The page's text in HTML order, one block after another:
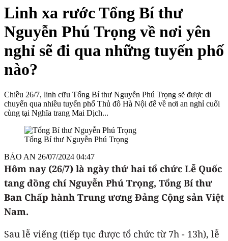
Linh xa rước Tổng Bí thư
Nguyễn Phú Trọng về nơi yên
nghỉ sẽ đi qua những tuyến phố
nào?
Chiều 26/7, linh cữu Tổng Bí thư Nguyễn Phú Trọng sẽ được di
chuyển qua nhiều tuyến phố Thủ đô Hà Nội để về nơi an nghỉ cuối
cùng tại Nghĩa trang Mai Dịch...
Tổng Bí thư Nguyễn Phú Trọng
BẢO AN 26/07/2024 04:47
Hôm nay (26/7) là ngày thứ hai tổ chức Lễ Quốc
tang đồng chí Nguyễn Phú Trọng, Tổng Bí thư
Ban Chấp hành Trung ương Đảng Cộng sản Việt
Nam.
Sau lễ viếng (tiếp tục được tổ chức từ 7h - 13h), lễ